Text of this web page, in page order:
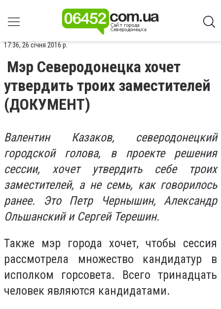
17:36, 26 січня 2016 р.
Мэр Северодонецка хочет
утвердить троих заместителей
(ДОКУМЕНТ)
Валентин Казаков, северодонецкий
городской голова, в проекте решения
сессии, хочет утвердить себе троих
заместителей, а не семь, как говорилось
ранее. Это Петр Чернышин, Александр
Ольшанский и Сергей Терешин.
Также мэр города хочет, чтобы сессия
рассмотрела множество кандидатур в
исполком горсовета. Всего тринадцать
человек являются кандидатами.